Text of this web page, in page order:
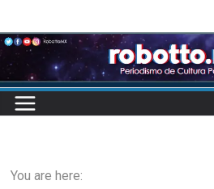
to
content
You are here: